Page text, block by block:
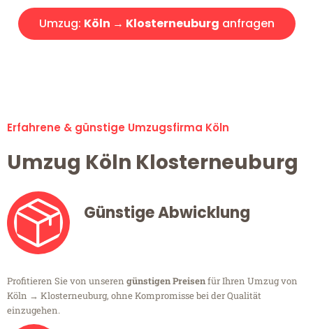
Umzug: Köln → Klosterneuburg anfragen
Erfahrene & günstige Umzugsfirma Köln
Umzug Köln Klosterneuburg
Günstige Abwicklung
Profitieren Sie von unseren günstigen Preisenfür Ihren Umzug von
Köln → Klosterneuburg, ohne Kompromisse bei der Qualität
einzugehen.